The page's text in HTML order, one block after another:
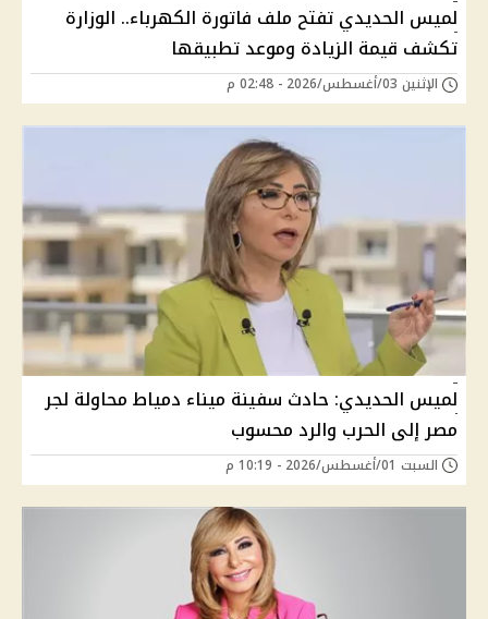
لميس الحديدي تفتح ملف فاتورة الكهرباء.. الوزارة
تكشف قيمة الزيادة وموعد تطبيقها
الإثنين 03/أغسطس/2026 - 02:48 م
لميس الحديدي: حادث سفينة ميناء دمياط محاولة لجر
مصر إلى الحرب والرد محسوب
السبت 01/أغسطس/2026 - 10:19 م